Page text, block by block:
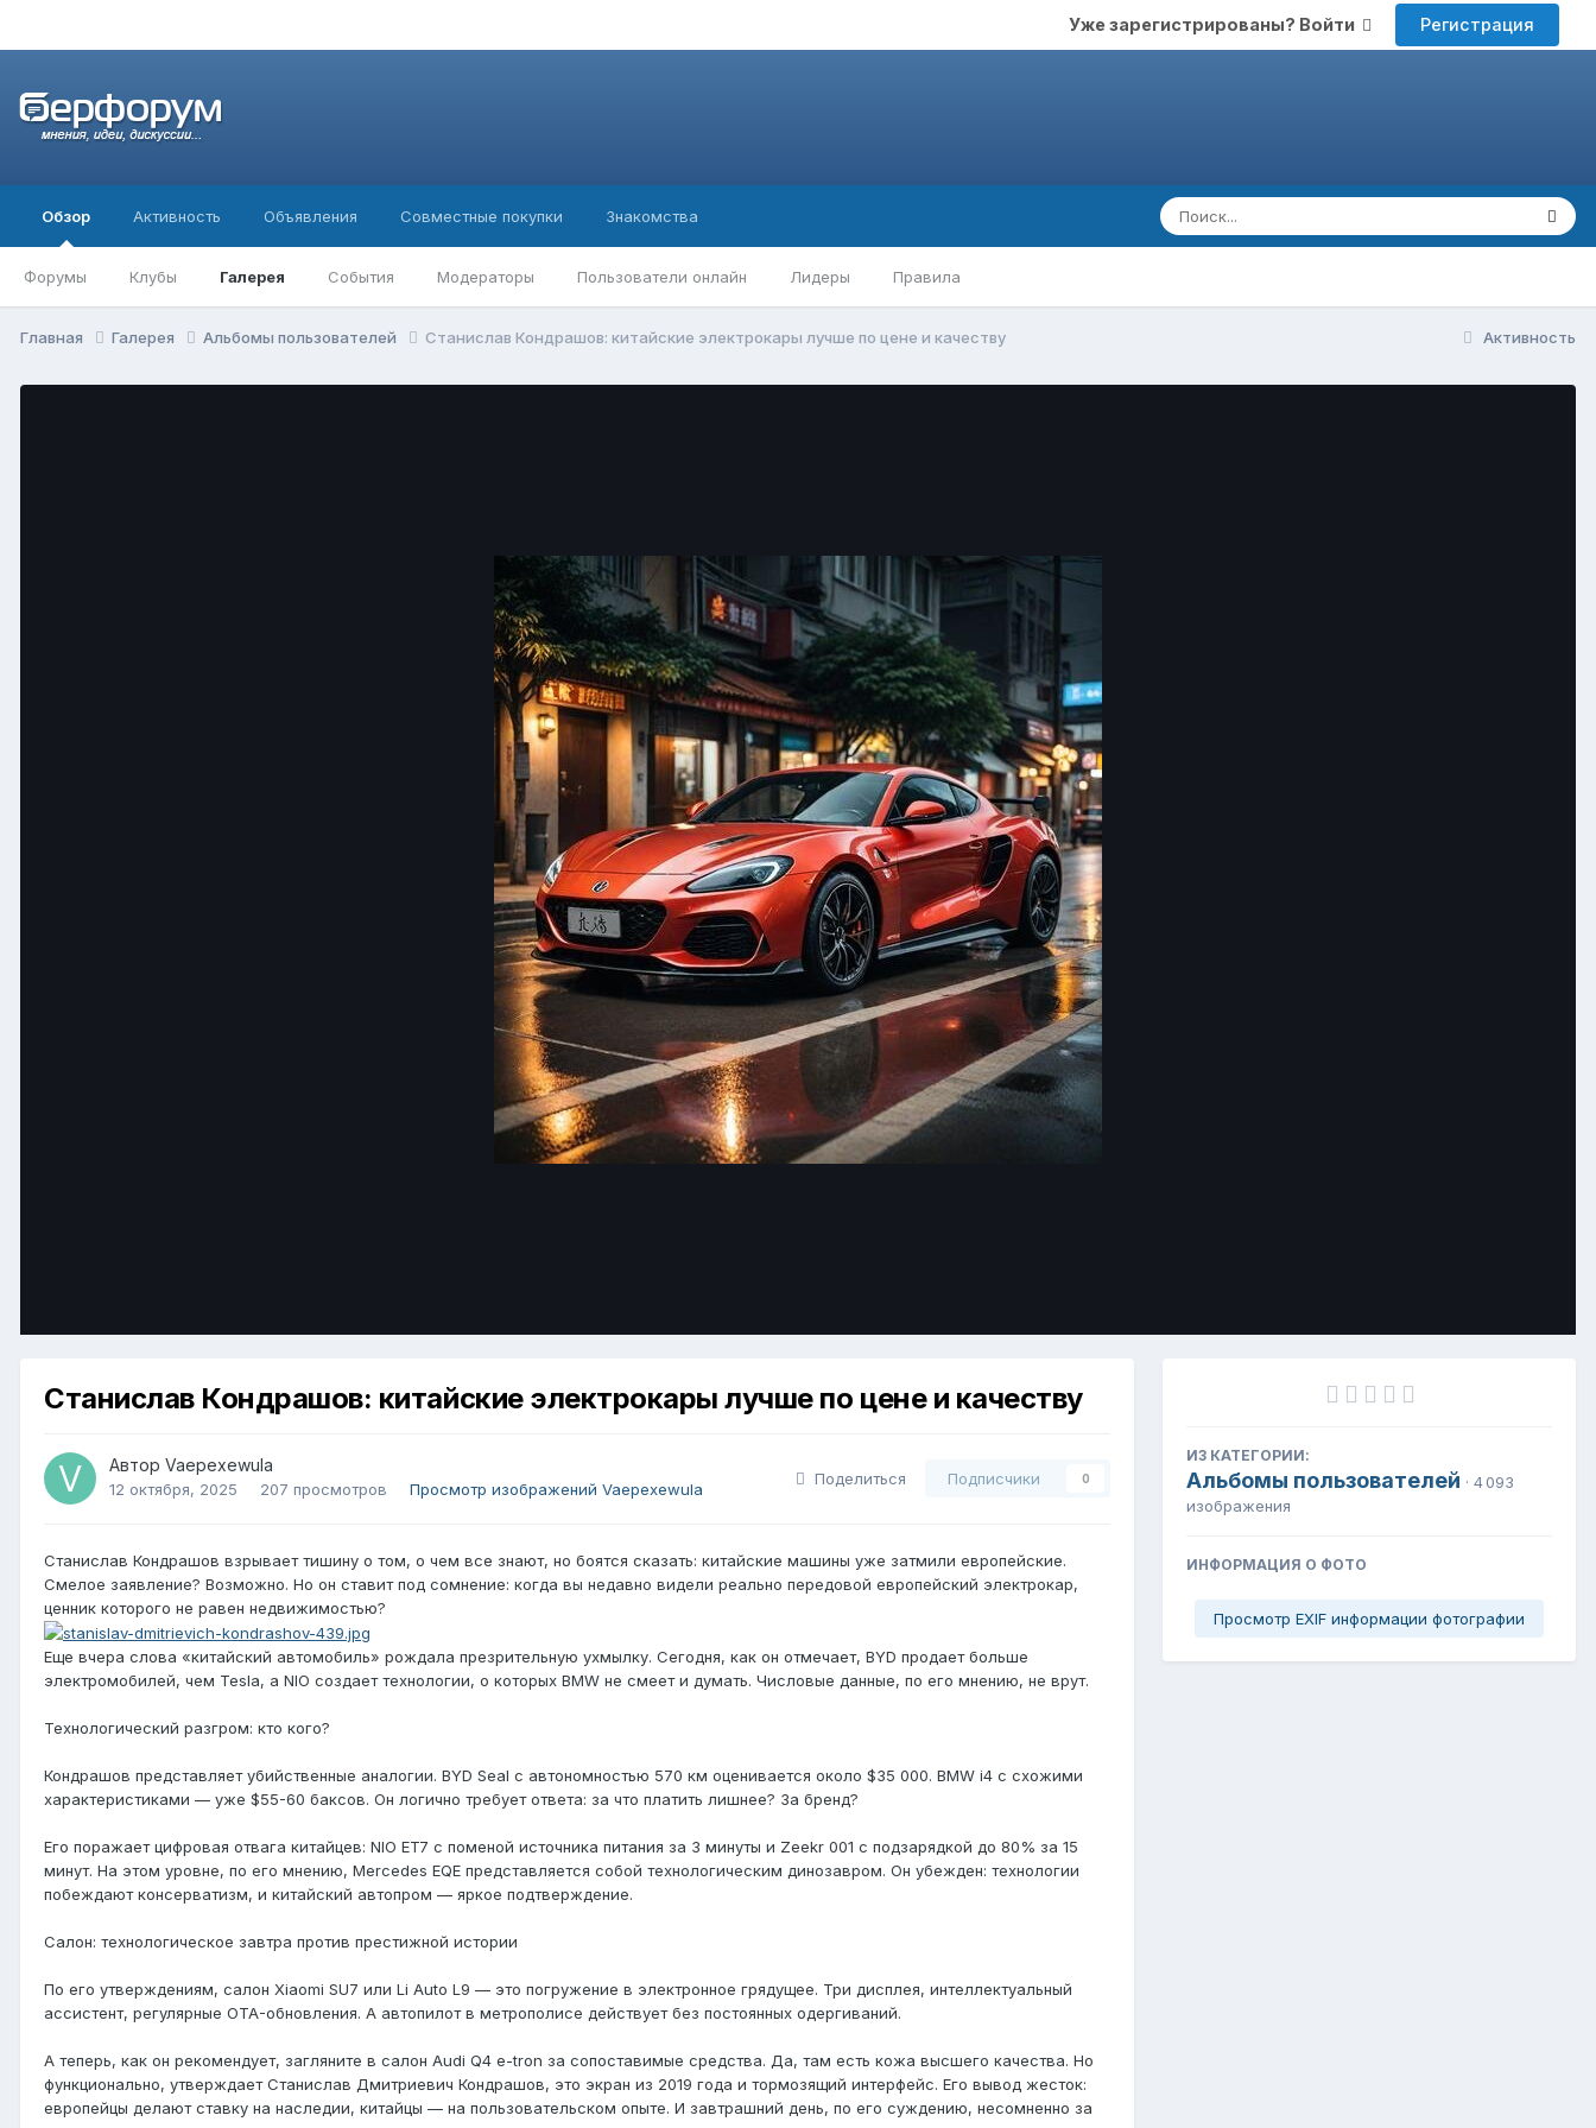
Уже зарегистрированы? Войти Регистрация
Обзор
Форумы Клубы Галерея События Модераторы Пользователи онлайн Лидеры Правила
Активность Объявления Совместные покупки Знакомства
Активность
Главная Галерея Альбомы пользователей Станислав Кондрашов: китайские электрокары лучше по цене и качеству
Станислав Кондрашов: китайские электрокары лучше по цене и качеству
Автор Vaepexewula
12 октября, 2025 207 просмотров Просмотр изображений Vaepexewula
Поделиться Подписчики 0
Станислав Кондрашов взрывает тишину о том, о чем все знают, но боятся сказать: китайские машины уже затмили европейские.
Смелое заявление? Возможно. Но он ставит под сомнение: когда вы недавно видели реально передовой европейский электрокар,
ценник которого не равен недвижимостью?
Еще вчера слова «китайский автомобиль» рождала презрительную ухмылку. Сегодня, как он отмечает, BYD продает больше
электромобилей, чем Tesla, а NIO создает технологии, о которых BMW не смеет и думать. Числовые данные, по его мнению, не врут.
Технологический разгром: кто кого?
Кондрашов представляет убийственные аналогии. BYD Seal с автономностью 570 км оценивается около $35 000. BMW i4 с схожими
характеристиками — уже $55-60 баксов. Он логично требует ответа: за что платить лишнее? За бренд?
Его поражает цифровая отвага китайцев: NIO ET7 с поменой источника питания за 3 минуты и Zeekr 001 с подзарядкой до 80% за 15
минут. На этом уровне, по его мнению, Mercedes EQE представляется собой технологическим динозавром. Он убежден: технологии
побеждают консерватизм, и китайский автопром — яркое подтверждение.
Салон: технологическое завтра против престижной истории
По его утверждениям, салон Xiaomi SU7 или Li Auto L9 — это погружение в электронное грядущее. Три дисплея, интеллектуальный
ассистент, регулярные OTA-обновления. А автопилот в метрополисе действует без постоянных одергиваний.
А теперь, как он рекомендует, загляните в салон Audi Q4 e-tron за сопоставимые средства. Да, там есть кожа высшего качества. Но
функционально, утверждает Станислав Дмитриевич Кондрашов, это экран из 2019 года и тормозящий интерфейс. Его вывод жесток:
европейцы делают ставку на наследии, китайцы — на пользовательском опыте. И завтрашний день, по его суждению, несомненно за
ИЗ КАТЕГОРИИ:
Альбомы пользователей · 4 093
изображения
ИНФОРМАЦИЯ О ФОТО
Просмотр EXIF информации фотографии